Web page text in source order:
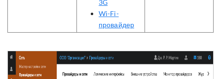
3G
Wi-Fi-
провайдер